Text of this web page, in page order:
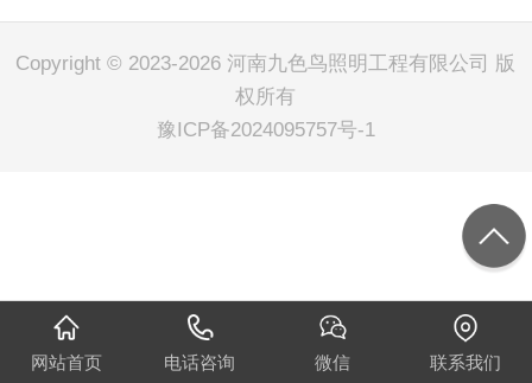
Copyright © 2023-2026 河南九色鸟照明工程有限公司 版
权所有
豫ICP备2024095757号-1
网站首页 电话咨询 微信 联系我们